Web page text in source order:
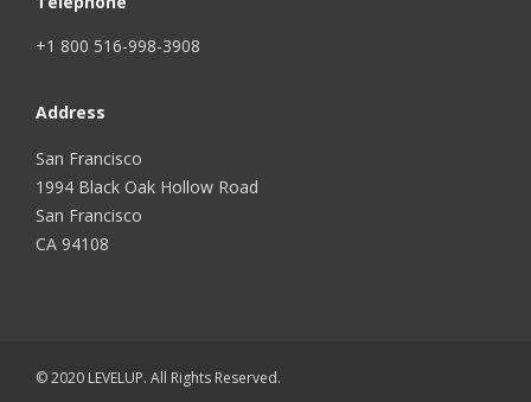
+1 800 516-998-3908
Address
San Francisco
1994 Black Oak Hollow Road
San Francisco
CA 94108
© 2020 LEVELUP. All Rights Reserved.